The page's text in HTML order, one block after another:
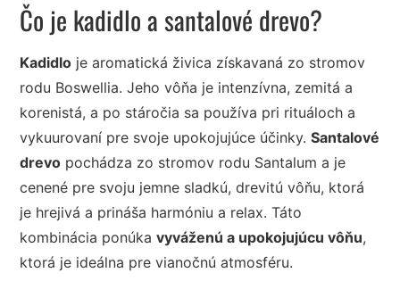
Čo je kadidlo a santalové drevo?
Kadidlo je aromatická živica získavaná zo stromov
rodu Boswellia. Jeho vôňa je intenzívna, zemitá a
korenistá, a po stáročia sa používa pri rituáloch a
vykuurovaní pre svoje upokojujúce účinky.Santalové
drevo pochádza zo stromov rodu Santalum a je
cenené pre svoju jemne sladkú, drevitú vôňu, ktorá
je hrejivá a prináša harmóniu a relax. Táto
kombinácia ponúkavyváženú a upokojujúcu vôňu,
ktorá je ideálna pre vianočnú atmosféru.